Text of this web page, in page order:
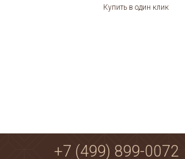
Купить в один клик
+7 (499) 899-0072